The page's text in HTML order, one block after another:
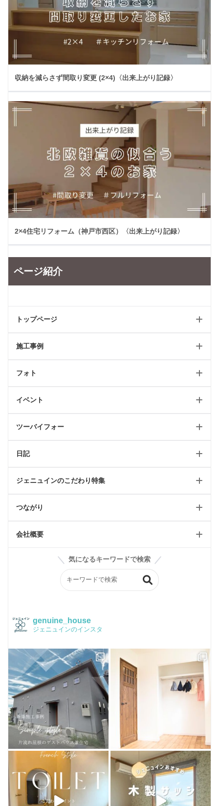
収納を減らさず間取り変更 (2×4)〈出来上がり記録〉
2×4住宅リフォーム（神戸市西区）〈出来上がり記録〉
ページ紹介
トップページ
ホーム
新築トップ
リフォームトップ
最新のページ
施工事例
新築
リフォーム
店舗
フォト
フォトギャラリートップ
テイスト別施工例
イベント
イベント情報
2024省エネキャンペーン
ツーバイフォー
ツーバイフォートップ
リフォーム可能一覧
ツーバイフォールール
輸入住宅リフォーム
日記
工事日記/新築
工事日記/リフォーム
工事日記/店舗
スタッフブログ
ジェニュインのこだわり特集
WEBオープンハウス
ジェニュインのこだわり記事
ジェニュインの素材紹介
ジェニュイン工事部
つながり
雑貨屋petit jenny
Instagram
ピンタレスト
houzz
お客様のお店
会社概要
おうちづくり
気になるキーワードで検索
genuine_house
ジェニュインのインスタ